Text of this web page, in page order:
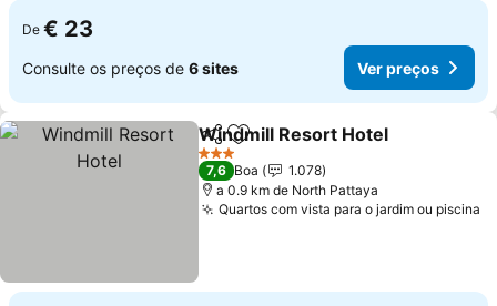
De € 23
Consulte os preços de 6 sites Ver preços
PartilharAdicionar aos favoritos
Windmill Resort Hotel
3 Estrelas
7,6 Boa
1.078
a 0.9 km de North Pattaya
Quartos com vista para o jardim ou piscina